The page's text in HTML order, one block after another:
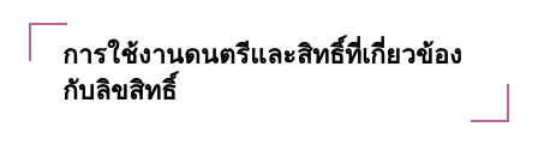
การใช้งานดนตรีและสิทธิ์ที่เกี่ยวข้อง
กับลิขสิทธิ์